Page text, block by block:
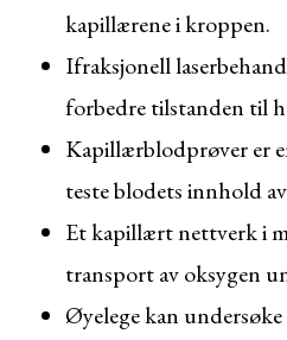
kapillærene i kroppen.
Ifraksjonell
forbedre tilstanden til
Kapillærblodprøver er
teste blodets innhold
Et kapillært nettverk i
transport av oksygen
Øyelege kan